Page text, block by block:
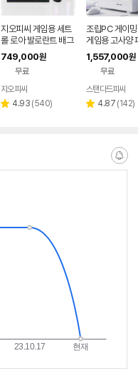
지오피씨 게임용 세트
롤 로아 발로란트 배그
디아 와우 조립컴 컴퓨
터 풀세트 01
749,000원
무료
지오피씨
별 4.93 리
(540)
조립PC 게이
게임용 고사양
TX5060 아이
적 조립컴 본
1,557,000원
무료
스탠다드피씨
별 4.87 리
(142)
알